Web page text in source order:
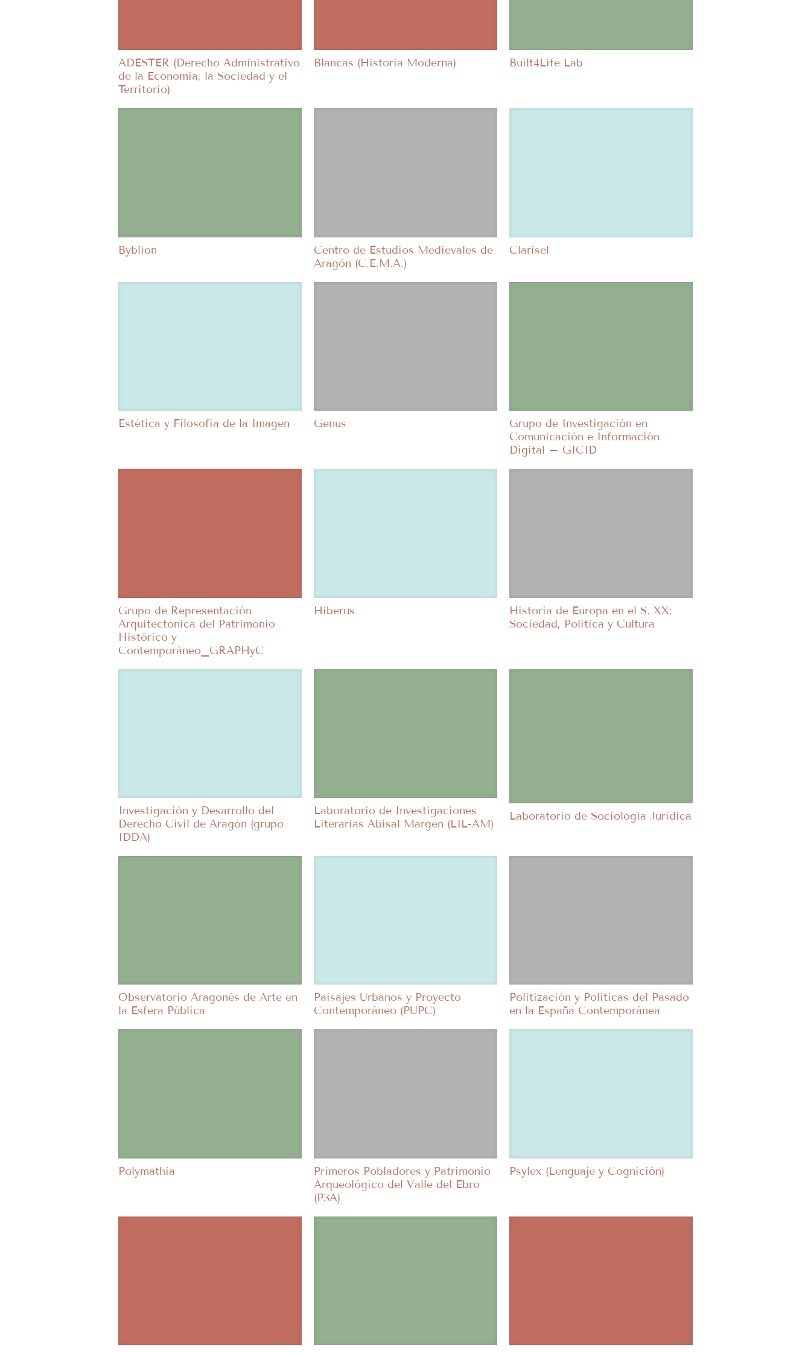
ADESTER (Derecho Administrativo
de la Economía, la Sociedad y el
Territorio)
Blancas (Historia Moderna) Built4Life Lab
Byblíon
Centro de Estudios Medievales de
Aragón (C.E.M.A.)
Clarisel
Estética y Filosofía de la Imagen Genus
Grupo de Investigación en
Comunicación e Información
Digital – GICID
Grupo de Representación
Arquitectónica del Patrimonio
Histórico y
Contemporáneo_GRAPHyC
Hiberus
Historia de Europa en el S. XX:
Sociedad, Política y Cultura
Investigación y Desarrollo del
Derecho Civil de Aragón (grupo
IDDA)
Laboratorio de Investigaciones
Literarias Abisal Margen (LIL-AM)
Laboratorio de Sociología Jurídica
Observatorio Aragonés de Arte en
la Esfera Pública
Paisajes Urbanos y Proyecto
Contemporáneo (PUPC)
Politización y Políticas del Pasado
en la España Contemporánea
Polymathía
Primeros Pobladores y Patrimonio
Arqueológico del Valle del Ebro
(P3A)
Psylex (Lenguaje y Cognición)